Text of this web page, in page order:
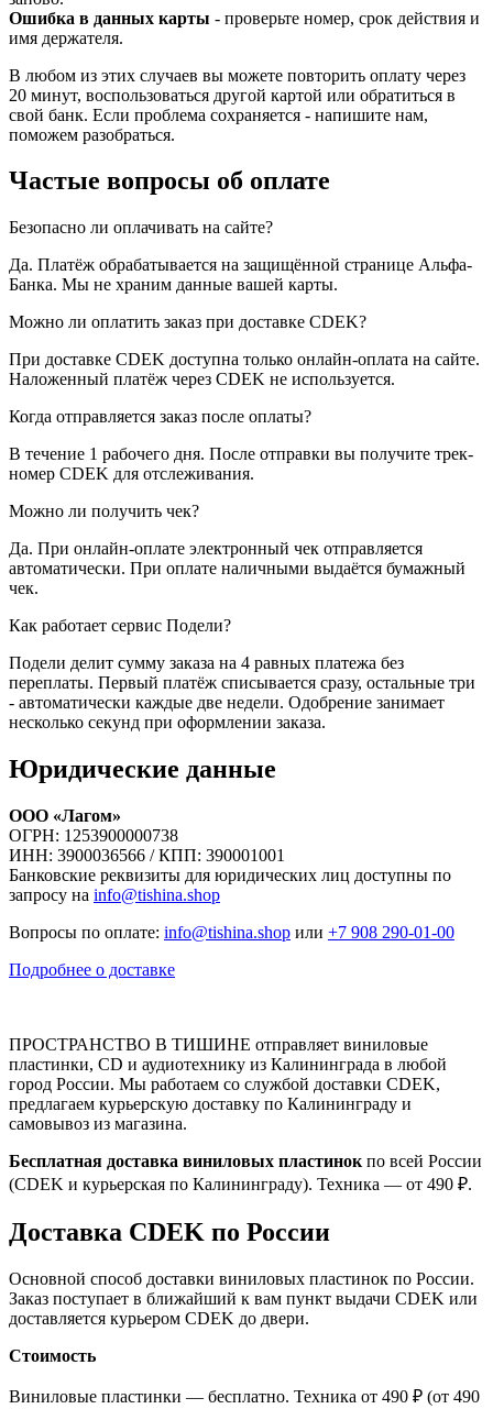
Ошибка в данных карты - проверьте номер, срок действия и
имя держателя.
В любом из этих случаев вы можете повторить оплату через
20 минут, воспользоваться другой картой или обратиться в
свой банк. Если проблема сохраняется - напишите нам,
поможем разобраться.
Частые вопросы об оплате
Безопасно ли оплачивать на сайте?
Да. Платёж обрабатывается на защищённой странице Альфа-
Банка. Мы не храним данные вашей карты.
Можно ли оплатить заказ при доставке CDEK?
При доставке CDEK доступна только онлайн-оплата на сайте.
Наложенный платёж через CDEK не используется.
Когда отправляется заказ после оплаты?
В течение 1 рабочего дня. После отправки вы получите трек-
номер CDEK для отслеживания.
Можно ли получить чек?
Да. При онлайн-оплате электронный чек отправляется
автоматически. При оплате наличными выдаётся бумажный
чек.
Как работает сервис Подели?
Подели делит сумму заказа на 4 равных платежа без
переплаты. Первый платёж списывается сразу, остальные три
- автоматически каждые две недели. Одобрение занимает
несколько секунд при оформлении заказа.
Юридические данные
ООО «Лагом»
ОГРН: 1253900000738
ИНН: 3900036566 / КПП: 390001001
Банковские реквизиты для юридических лиц доступны по
запросу на info@tishina.shop
Вопросы по оплате: info@tishina.shop или +7 908 290-01-00
Подробнее о доставке
ПРОСТРАНСТВО В ТИШИНЕ отправляет виниловые
пластинки, CD и аудиотехнику из Калининграда в любой
город России. Мы работаем со службой доставки CDEK,
предлагаем курьерскую доставку по Калининграду и
самовывоз из магазина.
Бесплатная доставка виниловых пластинок по всей России
(CDEK и курьерская по Калининграду). Техника — от 490 ₽.
Доставка CDEK по России
Основной способ доставки виниловых пластинок по России.
Заказ поступает в ближайший к вам пункт выдачи CDEK или
доставляется курьером CDEK до двери.
Стоимость
Виниловые пластинки — бесплатно. Техника от 490 ₽ (от 490